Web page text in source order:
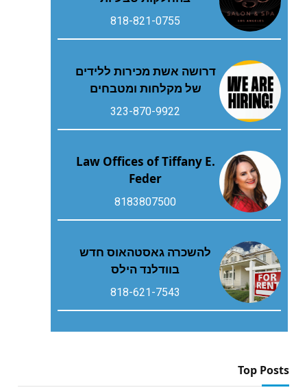
818-821-0755
דרושה אשת מכירות ללידים
של מקלחות ומטבחים
323-870-9922
Law Offices of Tiffany E.
Feder
8183807500
להשכרה גאסטהאוס חדש
בוודלנד הילס
818-621-7543
Top Posts